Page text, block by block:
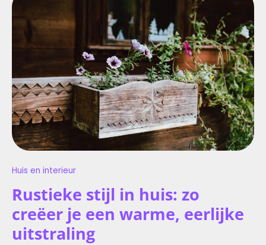
Huis en interieur
Rustieke stijl in huis: zo
creëer je een warme, eerlijke
uitstraling
HUIS:
ZO
JE
WARME,
EERLIJKE
UITSTRALING